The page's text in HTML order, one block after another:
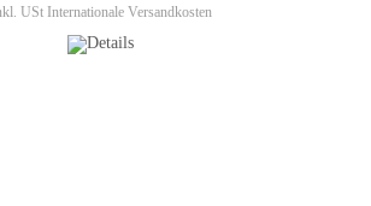
USt Internationale Versandkosten